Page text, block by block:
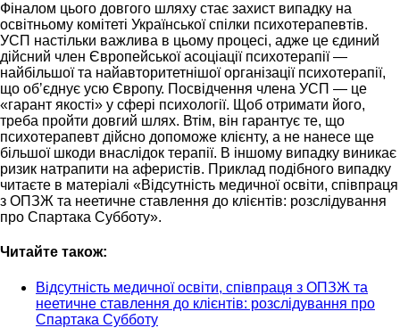
Фіналом цього довгого шляху стає захист випадку на
освітньому комітеті Української спілки психотерапевтів.
УСП настільки важлива в цьому процесі, адже це єдиний
дійсний член Європейської асоціації психотерапії —
найбільшої та найавторитетнішої організації психотерапії,
що обʼєднує усю Європу. Посвідчення члена УСП — це
«гарант якості» у сфері психології. Щоб отримати його,
треба пройти довгий шлях. Втім, він гарантує те, що
психотерапевт дійсно допоможе клієнту, а не нанесе ще
більшої шкоди внаслідок терапії. В іншому випадку виникає
ризик натрапити на аферистів. Приклад подібного випадку
читаєте в матеріалі «Відсутність медичної освіти, співпраця
з ОПЗЖ та неетичне ставлення до клієнтів: розслідування
про Спартака Субботу».
Читайте також:
Відсутність медичної освіти, співпраця з ОПЗЖ та
неетичне ставлення до клієнтів: розслідування про
Спартака Субботу